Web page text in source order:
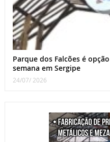
Parque dos Falcões é
semana em Sergipe
24/07/ 2026